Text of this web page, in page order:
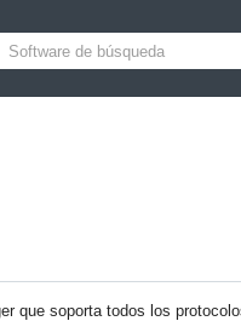
que soporta todos los